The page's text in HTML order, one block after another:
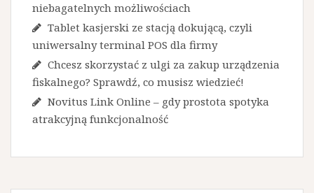
niebagatelnych możliwościach
Tablet kasjerski ze stacją dokującą, czyli
uniwersalny terminal POS dla firmy
Chcesz skorzystać z ulgi za zakup urządzenia
fiskalnego? Sprawdź, co musisz wiedzieć!
Novitus Link Online – gdy prostota spotyka
atrakcyjną funkcjonalność